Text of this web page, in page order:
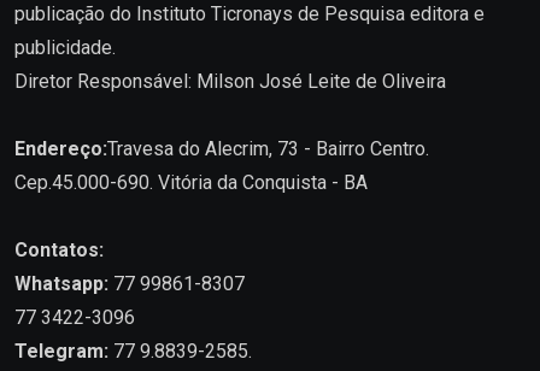
publicação do Instituto Ticronays de Pesquisa editora e
publicidade.
Diretor Responsável: Milson José Leite de Oliveira
Endereço:Travesa do Alecrim, 73 - Bairro Centro.
Cep.45.000-690. Vitória da Conquista - BA
Contatos:
Whatsapp: 77 99861-8307
77 3422-3096
Telegram: 77 9.8839-2585.